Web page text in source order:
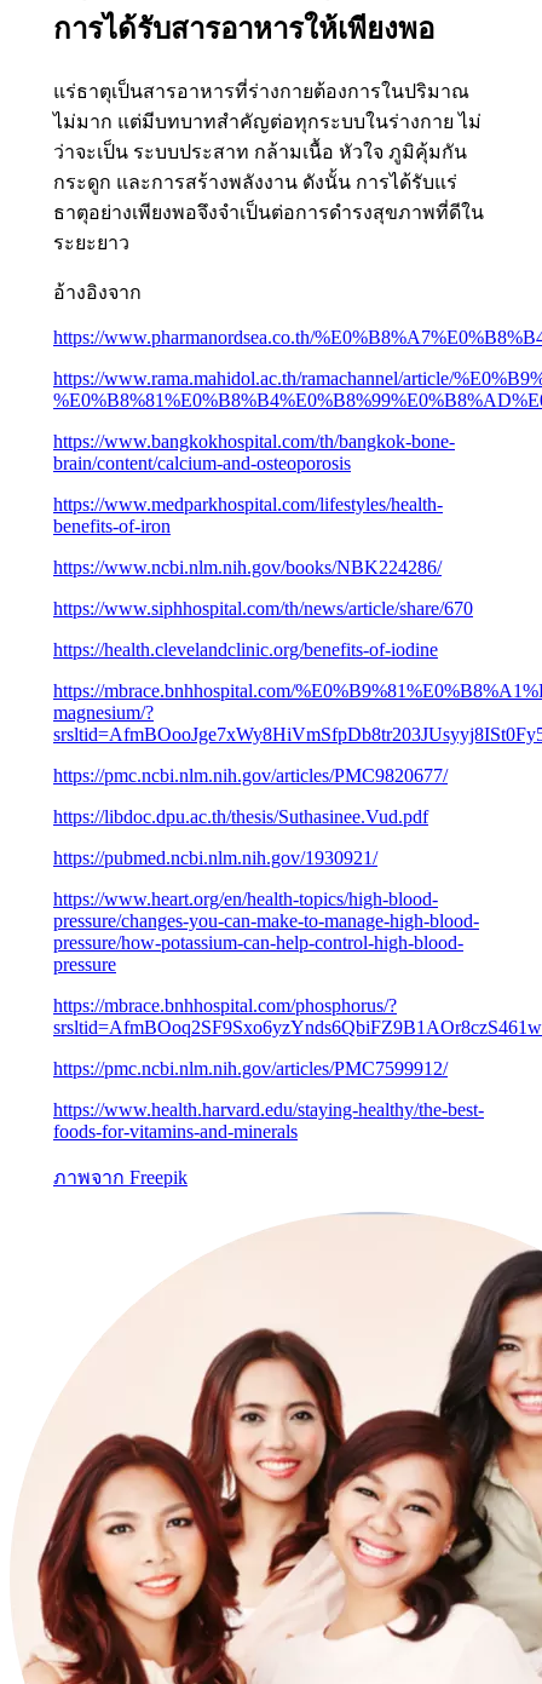
การได้รับสารอาหารให้เพียงพอ
แร่ธาตุเป็นสารอาหารที่ร่างกายต้องการในปริมาณ
ไม่มาก แต่มีบทบาทสำคัญต่อทุกระบบในร่างกาย ไม่
ว่าจะเป็น ระบบประสาท กล้ามเนื้อ หัวใจ ภูมิคุ้มกัน
กระดูก และการสร้างพลังงาน ดังนั้น การได้รับแร่
ธาตุอย่างเพียงพอจึงจำเป็นต่อการดำรงสุขภาพที่ดีใน
ระยะยาว
อ้างอิงจาก
https://www.pharmanordsea.co.th/
https://www.rama.mahidol.ac.th/ramachannel/article/
https://www.bangkokhospital.com/th/bangkok-bone-
brain/content/calcium-and-osteoporosis
https://www.medparkhospital.com/lifestyles/health-
benefits-of-iron
https://www.ncbi.nlm.nih.gov/books/NBK224286/
https://www.siphhospital.com/th/news/article/share/670
https://health.clevelandclinic.org/benefits-of-iodine
https://mbrace.bnhhospital.com/
magnesium/?
https://pmc.ncbi.nlm.nih.gov/articles/PMC9820677/
https://libdoc.dpu.ac.th/thesis/Suthasinee.Vud.pdf
https://pubmed.ncbi.nlm.nih.gov/1930921/
https://www.heart.org/en/health-topics/high-blood-
pressure/changes-you-can-make-to-manage-high-blood-
pressure/how-potassium-can-help-control-high-blood-
pressure
https://mbrace.bnhhospital.com/phosphorus/?
https://pmc.ncbi.nlm.nih.gov/articles/PMC7599912/
https://www.health.harvard.edu/staying-healthy/the-best-
foods-for-vitamins-and-minerals
ภาพจาก Freepik